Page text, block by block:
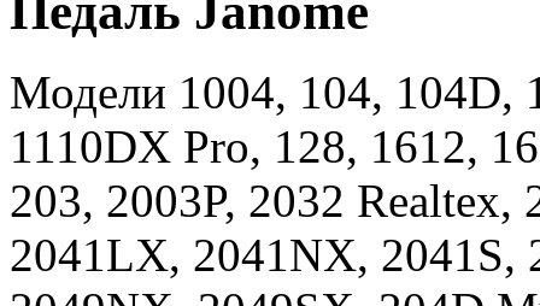
Педаль Janome
Модели 1004, 104, 104D,
1110DX Pro, 128, 1612,
203, 2003P, 2032 Realtex,
2041LX, 2041NX, 2041S,